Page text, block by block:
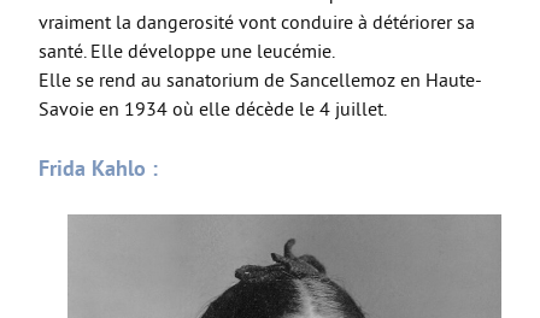
vraiment la dangerosité vont conduire à détériorer sa
santé. Elle développe une leucémie.
Elle se rend au sanatorium de Sancellemoz en Haute-
Savoie en 1934 où elle décède le 4 juillet.
Frida Kahlo :